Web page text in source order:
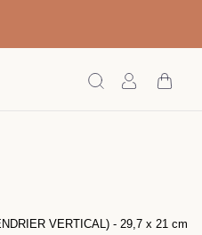
VERTICAL) - 29,7 x 21 cm